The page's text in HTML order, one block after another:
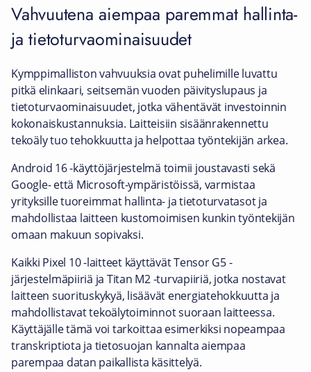
Vahvuutena aiempaa paremmat hallinta-
ja tietoturvaominaisuudet
Kymppimalliston vahvuuksia ovat puhelimille luvattu
pitkä elinkaari, seitsemän vuoden päivityslupaus ja
tietoturvaominaisuudet, jotka vähentävät investoinnin
kokonaiskustannuksia. Laitteisiin sisäänrakennettu
tekoäly tuo tehokkuutta ja helpottaa työntekijän arkea.
Android 16 -käyttöjärjestelmä toimii joustavasti sekä
Google- että Microsoft-ympäristöissä, varmistaa
yrityksille tuoreimmat hallinta- ja tietoturvatasot ja
mahdollistaa laitteen kustomoimisen kunkin työntekijän
omaan makuun sopivaksi.
Kaikki Pixel 10 -laitteet käyttävät Tensor G5 -
järjestelmäpiiriä ja Titan M2 -turvapiiriä, jotka nostavat
laitteen suorituskykyä, lisäävät energiatehokkuutta ja
mahdollistavat tekoälytoiminnot suoraan laitteessa.
Käyttäjälle tämä voi tarkoittaa esimerkiksi nopeampaa
transkriptiota ja tietosuojan kannalta aiempaa
parempaa datan paikallista käsittelyä.